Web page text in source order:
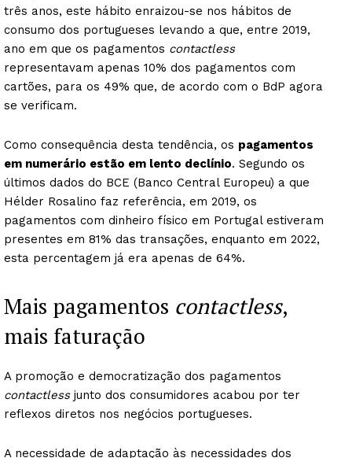
três anos, este hábito enraizou-se nos hábitos de
consumo dos portugueses levando a que, entre 2019,
ano em que os pagamentos contactless
representavam apenas 10% dos pagamentos com
cartões, para os 49% que, de acordo com o BdP agora
se verificam.
Como consequência desta tendência, os pagamentos
em numerário estão em lento declínio. Segundo os
últimos dados do BCE (Banco Central Europeu) a que
Hélder Rosalino faz referência, em 2019, os
pagamentos com dinheiro físico em Portugal estiveram
presentes em 81% das transações, enquanto em 2022,
esta percentagem já era apenas de 64%.
Mais pagamentos contactless,
mais faturação
A promoção e democratização dos pagamentos
contactlessjunto dos consumidores acabou por ter
reflexos diretos nos negócios portugueses.
A necessidade de adaptação às necessidades dos